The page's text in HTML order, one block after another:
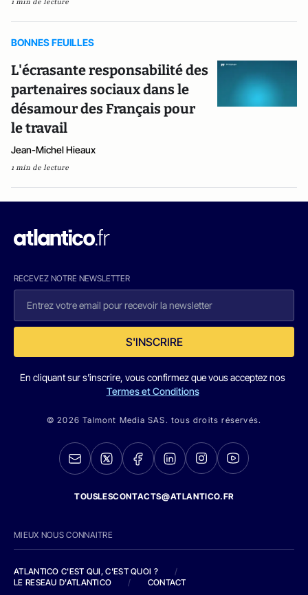
BONNES FEUILLES
L'écrasante responsabilité des
partenaires sociaux dans le
désamour des Français pour
le travail
Jean-Michel Hieaux
1 min de lecture
RECEVEZ NOTRE NEWSLETTER
S'INSCRIRE
En cliquant sur s'inscrire, vous confirmez que vous acceptez nos
Termes et Conditions
© 2026 Talmont Media SAS. tous droits réservés.
TOUSLESCONTACTS@ATLANTICO.FR
MIEUX NOUS CONNAITRE
ATLANTICO C'EST QUI, C'EST QUOI ?
/
LE RESEAU D'ATLANTICO
/ CONTACT